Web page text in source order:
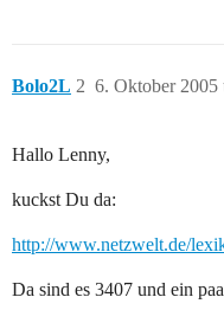
Bolo2L 6. Oktober 2005
2
Hallo Lenny,
kuckst Du da:
http://www.netzwelt.de/
Da sind es 3407 und ein